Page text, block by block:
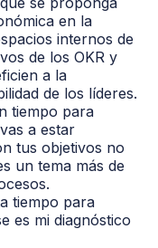
en la
internos de
de los OKR y
a la
de los líderes.
tiempo para
a estar
tus objetivos no
un tema más de
tiempo para
es mi diagnóstico